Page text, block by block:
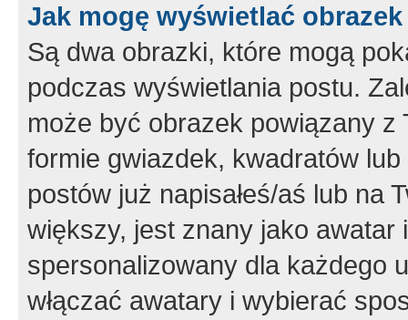
Jak mogę wyświetlać
Są dwa obrazki, które mogą
podczas wyświetlania postu.
może być obrazek powiązany z
formie gwiazdek, kwadratów
postów już napisałeś/aś lub na
większy, jest znany jako
spersonalizowany dla każdego
włączać awatary i wybierać